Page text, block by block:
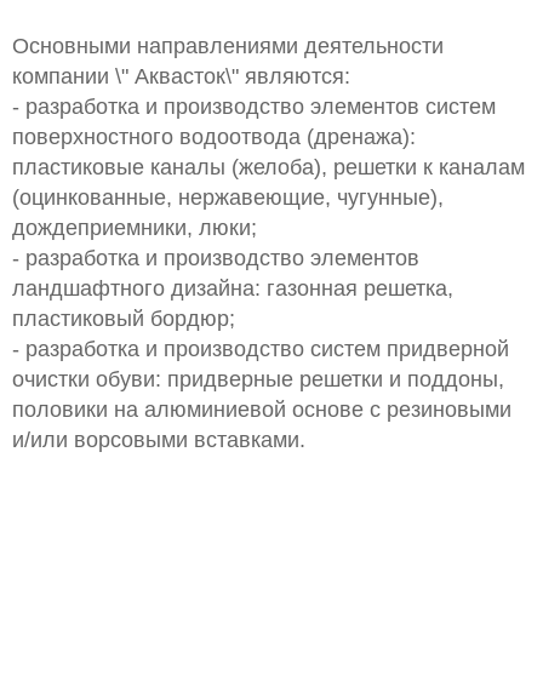
Основными направлениями деятельности
компании \" Аквасток\" являются:
- разработка и производство элементов систем
поверхностного водоотвода (дренажа):
пластиковые каналы (желоба), решетки к каналам
(оцинкованные, нержавеющие, чугунные),
дождеприемники, люки;
- разработка и производство элементов
ландшафтного дизайна: газонная решетка,
пластиковый бордюр;
- разработка и производство систем придверной
очистки обуви: придверные решетки и поддоны,
половики на алюминиевой основе с резиновыми
и/или ворсовыми вставками.